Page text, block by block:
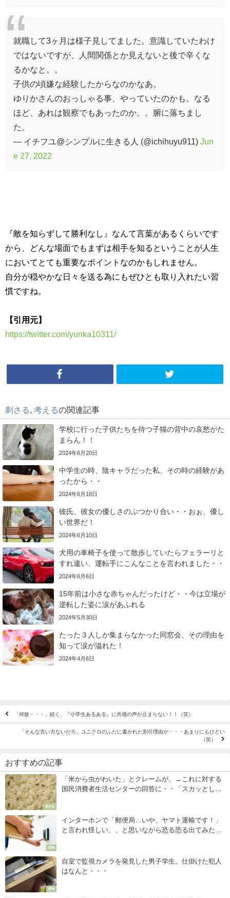
就職して3ヶ月は様子見してました。意識していたわけ
ではないですが、人間関係とか見えないと後で辛くな
るかなと。。
子供の頃嫌な経験したからなのかなあ。
ゆりかさんのおっしゃる事、やっていたのかも。なる
ほど、あれは観察でもあったのか。。腑に落ちまし
た。
— イチフユ@シンプルに生きる人 (@ichihuyu911) Jun
e 27, 2022
『敵を知らずして勝利なし』なんて言葉があるくらいです
から、どんな場面でもまずは相手を知るということが人生
においてとても重要なポイントなのかもしれません。
自分が穏やかな日々を送る為にもぜひとも取り入れたい習
慣ですね。
【引用元】
https://twitter.com/yurika10311/
刺さる 考えるの関連記事
学校に行った子供たちを待つ子猫の背中の哀愁がた
まらん！！
2024年6月20日
中学生の時、陰キャラだった私、その時の経験があ
ったから・・
2024年6月18日
彼氏、彼女の優しさのぶつかり合い・・おぉ、優し
い世界だ！
2024年6月10日
犬用の車椅子を使って散歩していたらフェラーリと
すれ違い、運転手にこんなことを言われました・・
2024年6月6日
15年前は小さな赤ちゃんだったけど・・今は立場が
逆転した姿に涙があふれる
2024年5月30日
たった３人しか集まらなかった同窓会、その理由を
知って涙が溢れた！
2024年4月6日
「何故・・・」続く、『小学生あるある』に共感の声が止まらない！！（笑）
「そんな言い方ないだろ」ユニクロのふだに書かれた割引理由が・・・あまりにもひどい
（笑）
おすすめの記事
刺さる
「米から虫がわいた」とクレームが。→これに対する
国民消費者生活センターの回答に・・「スカッとし
恐怖
インターホンで「郵便局…いや、ヤマト運輸です！」
と言われ怪しい、、と思いながら恐る恐る出てみた
恐怖
自室で監視カメラを発見した男子学生。仕掛けた犯人
はなんと・・・